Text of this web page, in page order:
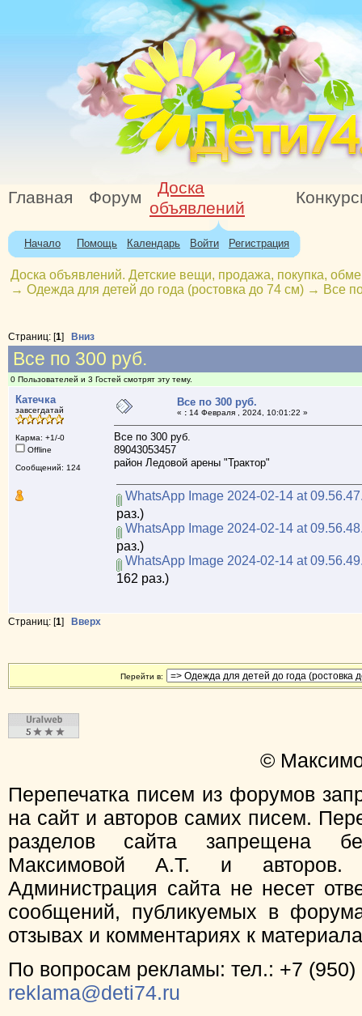
Главная Форум
Доска
объявлений
Начало Помощь Календарь Войти Регистрация
Доска объявлений. Детские вещи, продажа, покупка,
→ Одежда для детей до года (ростовка до 74 см) → Все
Страниц: [1] Вниз
Все по 300 руб.
0 Пользователей и 3 Гостей смотрят эту тему.
Катечка
завсегдатай
Карма: +1/-0
Offline
Сообщений: 124
Все по 300 руб.
« :14 Февраля , 2024, 10:01:22 »
Все по 300 руб.
89043053457
район Ледовой арены "Трактор"
WhatsApp Image 2024-02-14 at
раз.)
WhatsApp Image 2024-02-14 at
раз.)
WhatsApp Image 2024-02-14 at
162 раз.)
Страниц: [1] Вверх
Перейти в:
©
Перепечатка писем из форумов
на сайт и авторов самих писем.
разделов сайта запрещена
Максимовой А.Т. и
Администрация сайта не несет
сообщений, публикуемых в
отзывах и комментариях к
По вопросам рекламы: тел.: +7 (950)
reklama@deti74.ru